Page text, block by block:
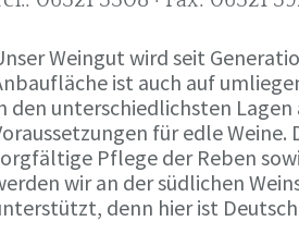
Weingut wird seit
ist auch auf
den unterschiedlichsten
für edle
Pflege der Reben
wir an der südlichen
denn hier ist